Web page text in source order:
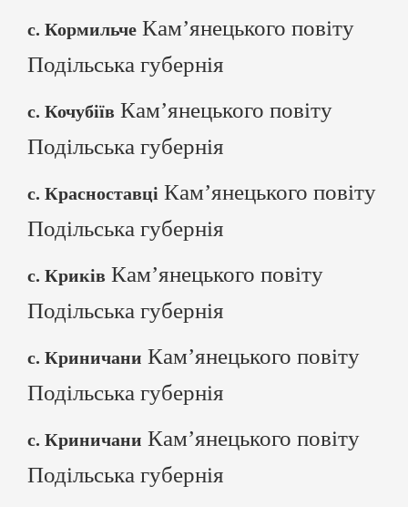
с. Кормильче Кам’янецького повіту
Подільська губернія
с. Кочубіїв Кам’янецького повіту
Подільська губернія
с. Красноставці Кам’янецького повіту
Подільська губернія
с. Криків Кам’янецького повіту
Подільська губернія
с. Криничани Кам’янецького повіту
Подільська губернія
с. Криничани Кам’янецького повіту
Подільська губернія